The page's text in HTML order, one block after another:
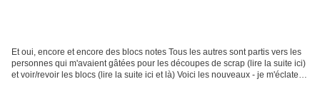
Et oui, encore et encore des blocs notes Tous les autres sont partis vers les
personnes qui m'avaient gâtées pour les découpes de scrap (lire la suite ici)
et voir/revoir les blocs (lire la suite ici et là) Voici les nouveaux - je m'éclate